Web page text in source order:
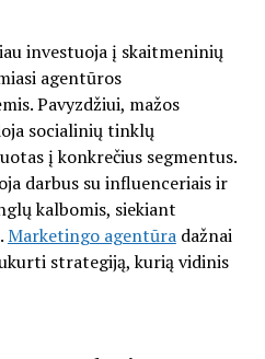
investuoja į skaitmeninių
agentūros
Pavyzdžiui, mažos
socialinių tinklų
į konkrečius segmentus.
darbus su influenceriais ir
kalbomis, siekiant
Marketingo agentūradažnai
strategiją, kurią vidinis